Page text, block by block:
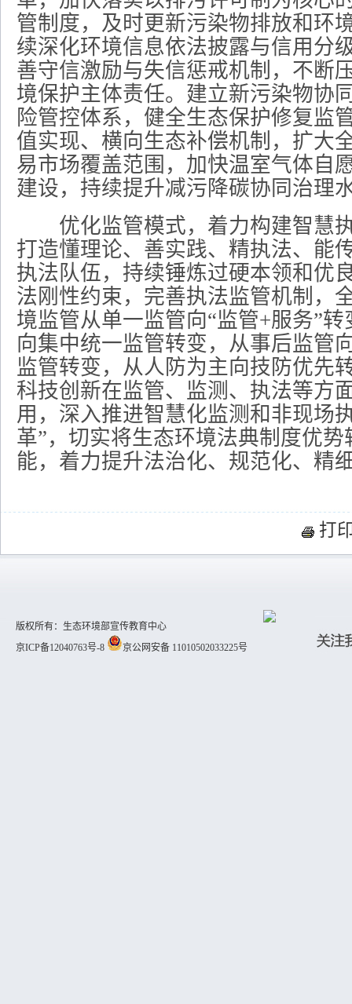
管制度，及时更新污染物排放和环
续深化环境信息依法披露与信用分
善守信激励与失信惩戒机制，不断
境保护主体责任。建立新污染物协
险管控体系，健全生态保护修复监
值实现、横向生态补偿机制，扩大
易市场覆盖范围，加快温室气体自
建设，持续提升减污降碳协同治理
优化监管模式，着力构建智慧
打造懂理论、善实践、精执法、能
执法队伍，持续锤炼过硬本领和优
法刚性约束，完善执法监管机制，
境监管从单一监管向“监管+服务”
向集中统一监管转变，从事后监管
监管转变，从人防为主向技防优先
科技创新在监管、监测、执法等方
用，深入推进智慧化监测和非现场
革”，切实将生态环境法典制度优
能，着力提升法治化、规范化、精
打
版权所有：生态环境部宣传教育中心
京ICP备12040763号-8
京公网安备 11010502033225号